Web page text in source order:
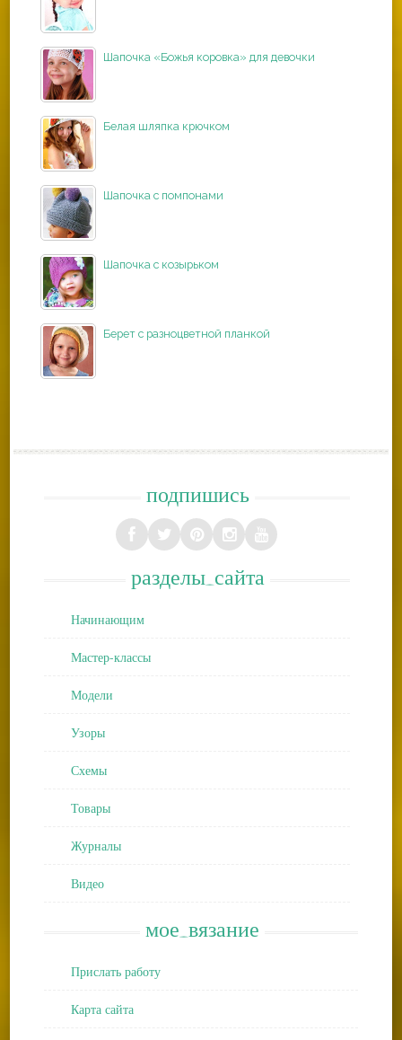
Шапочка «Божья коровка» для девочки
Белая шляпка крючком
Шапочка с помпонами
Шапочка с козырьком
Берет с разноцветной планкой
подпишись
разделы_сайта
Начинающим
Мастер-классы
Модели
Узоры
Схемы
Товары
Журналы
Видео
мое_вязание
Прислать работу
Карта сайта